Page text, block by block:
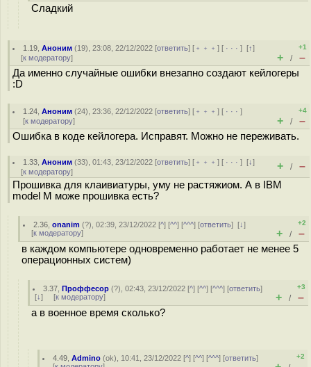
Сладкий
1.19 ,Аноним (19), 23:08, 22/12/2022 [ответить] [ ﹢﹢﹢] [ · · ·][↑]
[к модератору]
+1
+ / –
Да именно случайные ошибки внезапно создают кейлогеры
:D
1.24 ,Аноним (24), 23:36, 22/12/2022 [ответить] [ ﹢﹢﹢] [ · · ·]
[к модератору]
+4
+ / –
Ошибка в коде кейлогера. Исправят. Можно не переживать.
1.33 ,Аноним (33), 01:43, 23/12/2022 [ответить] [ ﹢﹢﹢] [ · · ·][↓]
[к модератору] + / –
Прошивка для клаивиатуры, уму не растяжиом. А в IBM
model M може прошивка есть?
2.36 ,onanim (?), 02:39, 23/12/2022 [^] [^^] [^^^] [ответить][↓]
[к модератору]
+2
+ / –
в каждом компьютере одновременно работает не менее 5
операционных систем)
3.37 ,Проффесор (?), 02:43, 23/12/2022 [^] [^^] [^^^] [ответить]
[↓] [к модератору]
+3
+ / –
а в военное время сколько?
4.49 ,Admino (ok), 10:41, 23/12/2022 [^] [^^] [^^^] [ответить]
+2